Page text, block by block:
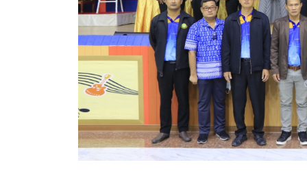
ข้อบัญญัติอื่นๆ ของ อบจ.สุพรรณบุรี
รายงานการประชุมสภา อบจ.สุพรรณบุรี
รายงานรายรับรายจ่าย อบจ.สุพรรณบุรี
รายงานการติดตามและประเมินผลแผนพัฒนาท้อง
สรุปผลการประเมินความพึงพอใจ